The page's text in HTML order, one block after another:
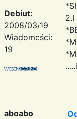
Debiut:
2008/03/19
Wiadomości:
19
2.I
aboabo